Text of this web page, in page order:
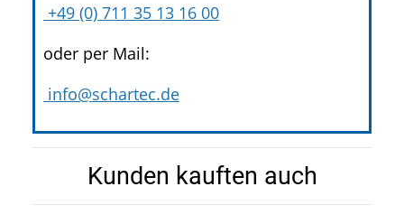
+49 (0) 711 35 13 16 00
oder per Mail:
info@schartec.de
Kunden kauften auch